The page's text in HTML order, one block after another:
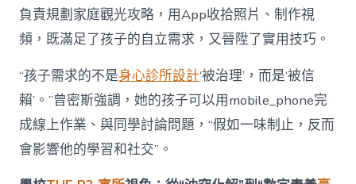
負責規劃家庭觀光攻略，用App收拾照片、制作視
頻，既滿足了孩子的自立需求，又晉陞了實用技巧。
“孩子需求的不是身心診所設計‘被治理’，而是‘被信
賴’。”曾密斯強調，她的孩子可以用mobile_phone完
成線上作業、與同學討論問題，“假如一味制止，反而
會影響他的學習和社交”。